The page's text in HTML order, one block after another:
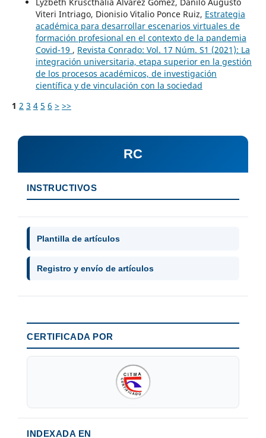
Viteri Intriago, Dionisio Vitalio Ponce Ruiz, Estrategia
académica para desarrollar escenarios virtuales de
formación profesional en el contexto de la pandemia
Covid-19 , Revista Conrado: Vol. 17 Núm. S1 (2021): La
integración universitaria, etapa superior en la gestión
de los procesos académicos, de investigación
científica y de vinculación con la sociedad
1 2 3 4 5 6 > >>
RC
INSTRUCTIVOS
Plantilla de artículos
Registro y envío de artículos
CERTIFICADA POR
INDEXADA EN